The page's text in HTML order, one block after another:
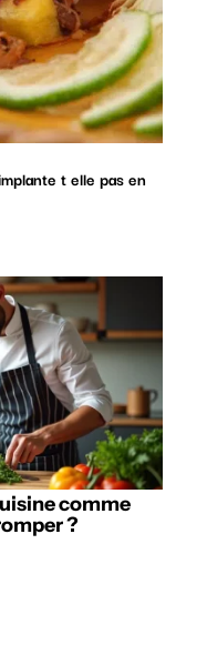
t elle pas en
comme
?